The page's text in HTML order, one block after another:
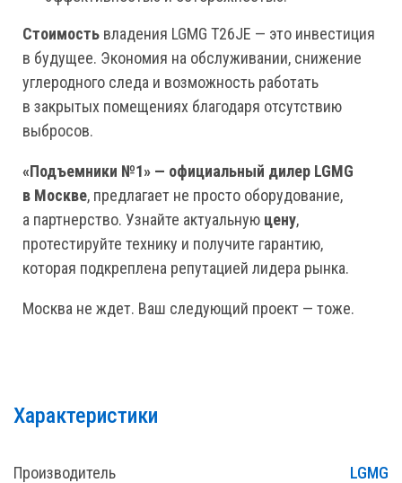
Стоимость владения LGMG T26JE — это инвестиция
в будущее. Экономия на обслуживании, снижение
углеродного следа и возможность работать
в закрытых помещениях благодаря отсутствию
выбросов.
«Подъемники №1» — официальный дилер LGMG
в Москве, предлагает не просто оборудование,
а партнерство. Узнайте актуальную цену,
протестируйте технику и получите гарантию,
которая подкреплена репутацией лидера рынка.
Москва не ждет. Ваш следующий проект — тоже.
Характеристики
Производитель LGMG